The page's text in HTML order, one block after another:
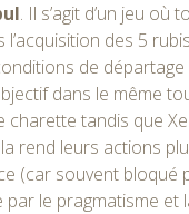
. Il s’agit d’un jeu
l’acquisition des 5
de départage
dans le même
charette tandis que
rend leurs actions
(car souvent bloqué
le pragmatisme et